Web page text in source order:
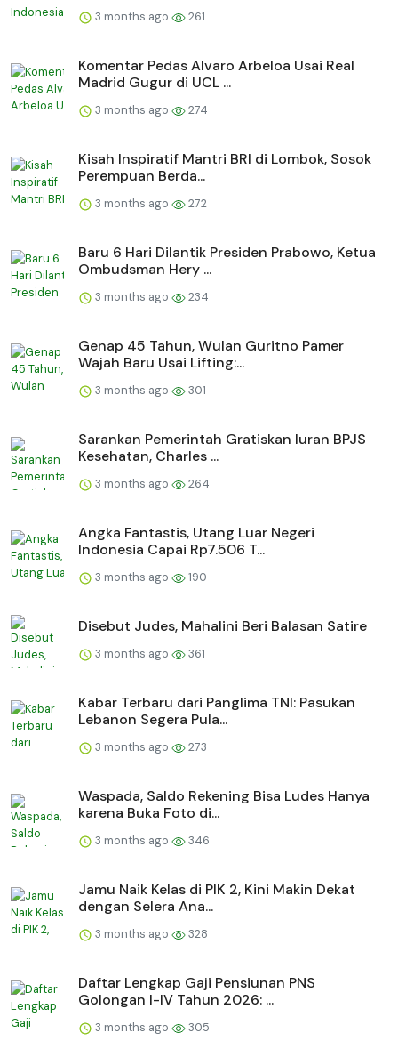
3 months ago 261
Komentar Pedas Alvaro Arbeloa Usai Real
Madrid Gugur di UCL ...
3 months ago 274
Kisah Inspiratif Mantri BRI di Lombok, Sosok
Perempuan Berda...
3 months ago 272
Baru 6 Hari Dilantik Presiden Prabowo, Ketua
Ombudsman Hery ...
3 months ago 234
Genap 45 Tahun, Wulan Guritno Pamer
Wajah Baru Usai Lifting:...
3 months ago 301
Sarankan Pemerintah Gratiskan Iuran BPJS
Kesehatan, Charles ...
3 months ago 264
Angka Fantastis, Utang Luar Negeri
Indonesia Capai Rp7.506 T...
3 months ago 190
Disebut Judes, Mahalini Beri Balasan Satire
3 months ago 361
Kabar Terbaru dari Panglima TNI: Pasukan
Lebanon Segera Pula...
3 months ago 273
Waspada, Saldo Rekening Bisa Ludes Hanya
karena Buka Foto di...
3 months ago 346
Jamu Naik Kelas di PIK 2, Kini Makin Dekat
dengan Selera Ana...
3 months ago 328
Daftar Lengkap Gaji Pensiunan PNS
Golongan I-IV Tahun 2026: ...
3 months ago 305